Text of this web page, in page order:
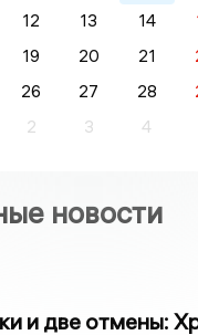
12 13 14
19 20 21
26 27 28
2 3 4
новости
и две отмены: